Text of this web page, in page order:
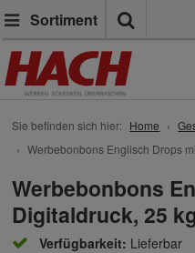
Sortiment
Sie befinden sich hier: Home
Werbebonbons Englisch Drops
Werbebonbons
Digitaldruck, 25
Verfügbarkeit: Lieferbar